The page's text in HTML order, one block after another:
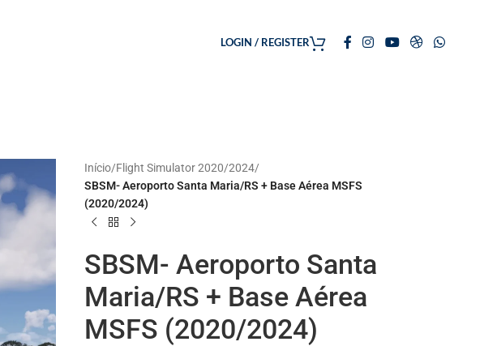
LOGIN / REGISTER
Início/Flight Simulator 2020/2024/
SBSM- Aeroporto Santa Maria/RS + Base Aérea MSFS
(2020/2024)
SBSM- Aeroporto Santa
Maria/RS + Base Aérea
MSFS (2020/2024)